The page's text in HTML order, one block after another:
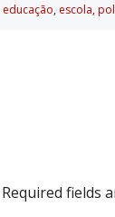
educação, escola,
Required fields